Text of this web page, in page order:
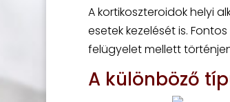
A kortikoszteroidok helyi
esetek kezelését is.
felügyelet mellett
A különböző